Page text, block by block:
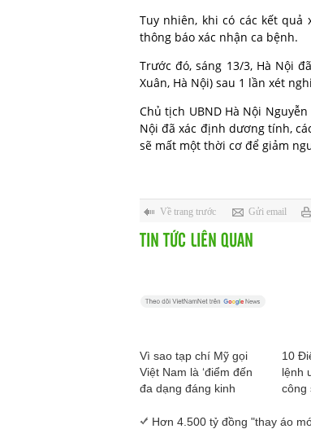
Tuy nhiên, khi có các kết
thông báo xác nhận ca bệnh.
Trước đó, sáng 13/3, Hà Nội
Xuân, Hà Nội) sau 1 lần xét
Chủ tịch UBND Hà Nội
Nội đã xác định dương tính,
sẽ mất một thời cơ để giảm
Về trang trước Gửi email
TIN TỨC LIÊN QUAN
Vì sao tạp chí Mỹ gọi
Việt Nam là ‘điểm đến
đa dạng đáng kinh
10
lệnh
công
Hơn 4.500 tỷ đồng "thay áo